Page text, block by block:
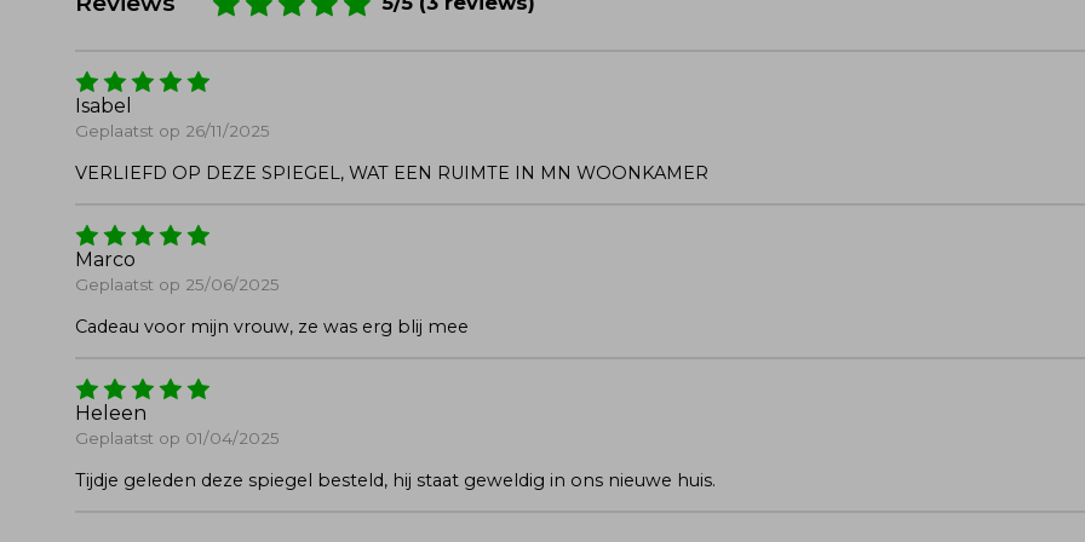
Isabel
Geplaatst op 26/11/2025
VERLIEFD OP DEZE SPIEGEL, WAT EEN RUIMTE IN MN WOONKAMER
Marco
Geplaatst op 25/06/2025
Cadeau voor mijn vrouw, ze was erg blij mee
Heleen
Geplaatst op 01/04/2025
Tijdje geleden deze spiegel besteld, hij staat geweldig in ons nieuwe huis.